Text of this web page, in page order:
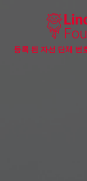
등록 된 자선 단체 번